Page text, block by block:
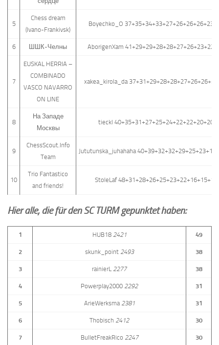
5
Chess dream
(Ivano-Frankivsk)
Boyechko_O
6 ШШК-Челны AborigenXam
7
EUSKAL HERRIA –
COMBINADO
VASCO NAVARRO
ON LINE
xakea_kirola_da
8
На Западе
Москвы
tieckl
9
ChessScout.Info
Team
Jututunska_juhahaha
10
Trio Fantastico
and friends!
StoleLaf
Hier alle, die für den SC TURM gepunktet haben:
1 HUB182421 49
2 skunk_point2493 38
3 rainierL 2277 38
4 Powerplay2000 2292 31
5 ArieWerksma2381 31
6 Thobisch 2412 30
7 BulletFreakRico 2247 30